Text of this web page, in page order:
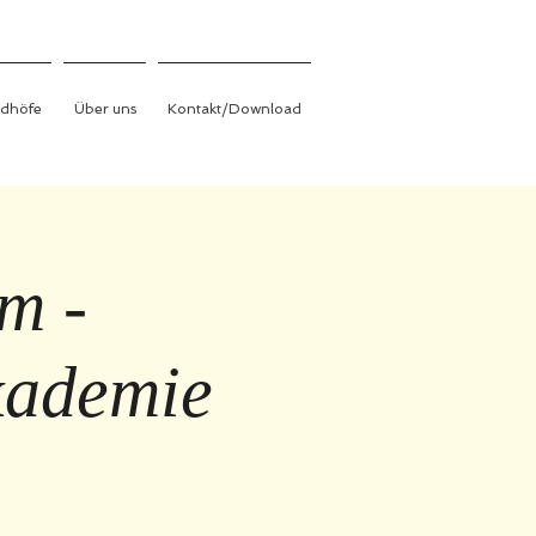
Über uns Kontakt/Download
-